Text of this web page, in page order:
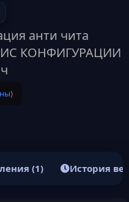
анти чита
КОНФИГУРАЦИИ
)
(1) История